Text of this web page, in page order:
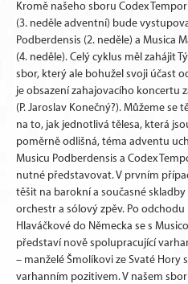
Kromě našeho sboru Codex
(3. neděle adventní) bude
Podberdensis (2. neděle) a Musica
(4. neděle). Celý cyklus měl zahájit
sbor, který ale bohužel svoji účast
je obsazení zahajovacího koncertu
(P. Jaroslav Konečný?). Můžeme se
na to, jak jednotlivá tělesa, která
poměrně odlišná, téma adventu
Musicu Podberdensis a Codex
nutné představovat. V prvním
těšit na barokní a současné
orchestr a sólový zpěv. Po odchodu
Hlaváčkové do Německa se s
představí nově spolupracující
– manželé Šmolíkovi ze Svaté Hory
varhanním pozitivem. V našem